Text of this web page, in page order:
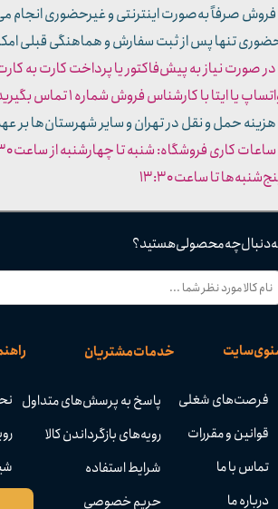
خدمات مشتریان
پاسخ به پرسش‌های متداول
رویه‌های بازگرداندن کالا
شرایط استفاده
حریم خصوصی
سایت
فرصت‌های شغلی
قوانین و مقررات
تماس با ما
درباره ما
دنبال چه محصولی هستید؟
صرفاً به‌صورت اینترنتی و غیرحضوری انجام
تنها پس از ثبت سفارش و هماهنگی قبلی
صورت نیاز به پیش‌فاکتور یا پرداخت کارت به
یا ایتا با کارشناس فروش شماره ۱ تماس بگیرید.
حمل و نقل در تهران و سایر شهرستان‌ها بر
تا ساعت ۱۳:۳۰​​​​​​​